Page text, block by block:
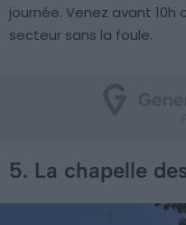
journée. Venez avant 10h
secteur sans la foule.
5. La chapelle